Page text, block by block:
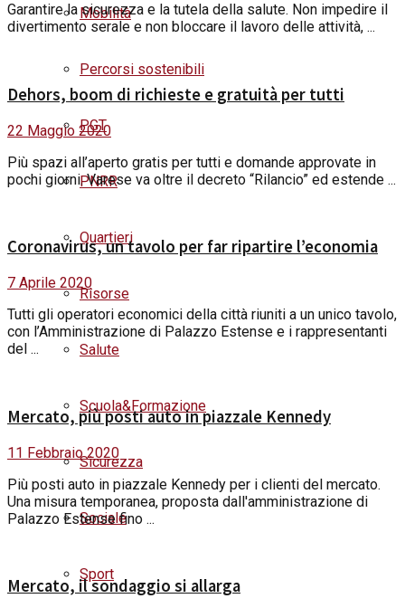
Mobilità
Percorsi sostenibili
PGT
PNRR
Quartieri
Risorse
Salute
Scuola&Formazione
Sicurezza
Sociale
Sport
Garantire la sicurezza e la tutela della salute. Non impedire il
divertimento serale e non bloccare il lavoro delle attività, ...
Dehors, boom di richieste e gratuità per tutti
22 Maggio 2020
Più spazi all’aperto gratis per tutti e domande approvate in
pochi giorni. Varese va oltre il decreto “Rilancio” ed estende ...
Coronavirus, un tavolo per far ripartire l’economia
7 Aprile 2020
Tutti gli operatori economici della città riuniti a un unico tavolo,
con l’Amministrazione di Palazzo Estense e i rappresentanti
del ...
Mercato, più posti auto in piazzale Kennedy
11 Febbraio 2020
Più posti auto in piazzale Kennedy per i clienti del mercato.
Una misura temporanea, proposta dall'amministrazione di
Palazzo Estense fino ...
Mercato, il sondaggio si allarga